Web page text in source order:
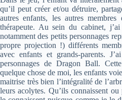
qu’il peut créer et/ou détruire,
autres enfants, les autres
thérapeute. Au sein du cabinet,
notamment des petits personnages
propre projection !) différents
avec enfants et grands-parents.
personnages de Dragon Ball.
quelque chose de moi, les enfants
maitrise très bien l’intégralité de
leurs acolytes. Qu’ils connaissent